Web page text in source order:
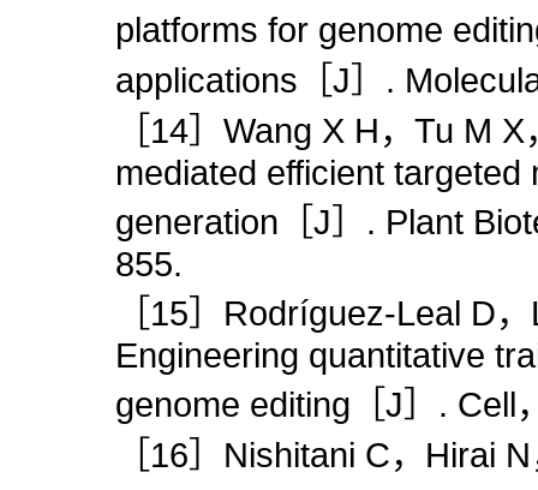
platforms for genome
applications［J］.
［14］Wang X H，Tu M
mediated efficient
generation［J］. Plant
855.
［15］Rodríguez-Leal D
Engineering quantitative
genome editing［J］. Cell
［16］Nishitani C，Hirai